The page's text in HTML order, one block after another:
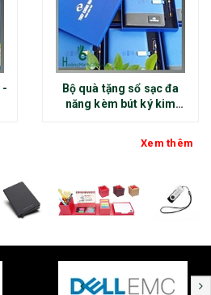
-
Bộ quà tặng sổ sạc đa
năng kèm bút ký kim
Xem thêm